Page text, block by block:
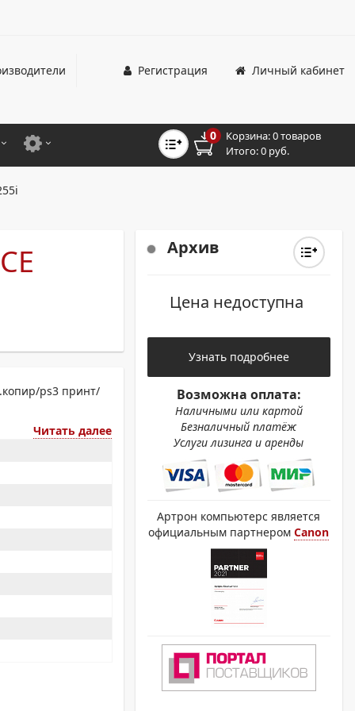
Личный кабинет
Регистрация
ДЛЯ ШИРОКОФОРМАТНЫХ СИСТЕМ
0 Корзина:0 товаров
Итого:0 руб.
ps3 принт/
Читать далее
Архив
Цена недоступна
Узнать подробнее
Возможна оплата:
Наличными или картой
Безналичный платёж
Услуги лизинга и аренды
Артрон компьютерс является
официальным партнеромCanon